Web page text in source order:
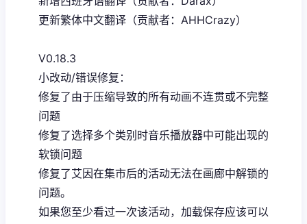
更新繁体中文翻译（贡献者：AHHCrazy）
V0.18.3
小改动/错误修复：
修复了由于压缩导致的所有动画不连贯或不完整
问题
修复了选择多个类别时音乐播放器中可能出现的
软锁问题
修复了艾因在集市后的活动无法在画廊中解锁的
问题。
如果您至少看过一次该活动，加载保存应该可以